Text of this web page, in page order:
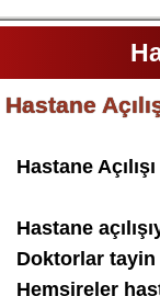
Hastane
Hastane Açılışı
Hastane
Doktorlar tayin
Hemşireler